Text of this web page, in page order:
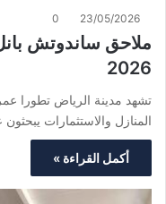
23/05/2026
0
ملاحق ساندوتش
2026
تشهد مدينة الرياض تطورا
المنازل والاستثمارات
أكمل القراءة »